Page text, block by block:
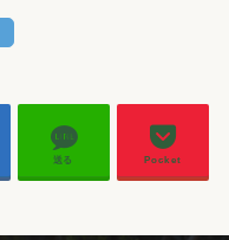
送る Pocket